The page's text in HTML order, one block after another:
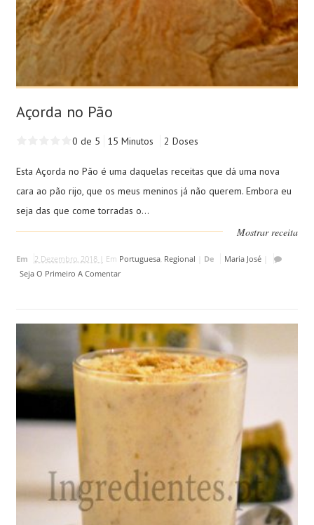
Açorda no Pão
0 de 5 15 Minutos 2 Doses
Esta Açorda no Pão é uma daquelas receitas que dá uma nova
cara ao pão rijo, que os meus meninos já não querem. Embora eu
seja das que come torradas o...
Mostrar receita
Em 2 Dezembro, 2018 | Em Portuguesa, Regional De Maria José|
Seja O Primeiro A Comentar